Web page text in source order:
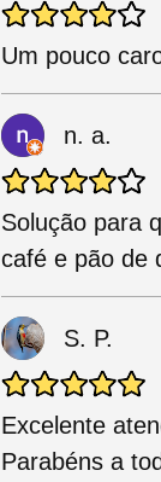
Um pouco
n. a.
Solução para
café e pão de
S. P.
Excelente
Parabéns a